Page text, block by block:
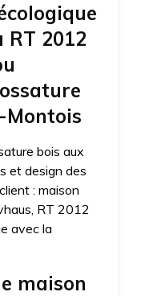
RT 2012
Montois
bois aux
et design des
: maison
RT 2012
avec la
maison